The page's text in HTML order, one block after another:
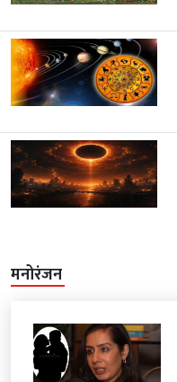
मनोरंजन